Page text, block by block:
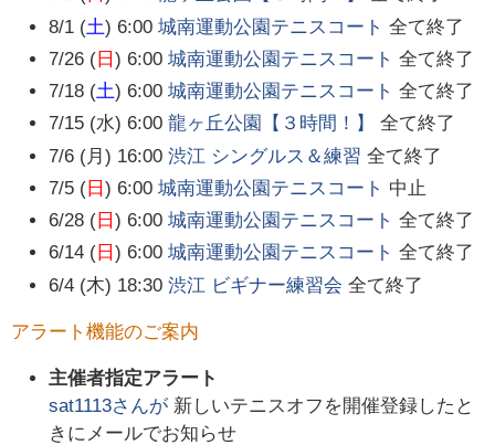
8/1 (土) 6:00 城南運動公園テニスコート 全て終了
7/26 ( 日) 6:00 城南運動公園テニスコート 全て終了
7/18 (土) 6:00 城南運動公園テニスコート 全て終了
7/15 (水) 6:00 龍ヶ丘公園【３時間！】
全て終了
7/6 (月) 16:00 渋江 シングルス＆練習 全て終了
7/5 ( 日) 6:00 城南運動公園テニスコート 中止
6/28 ( 日) 6:00 城南運動公園テニスコート 全て終了
6/14 ( 日) 6:00 城南運動公園テニスコート 全て終了
6/4 (木) 18:30 渋江 ビギナー練習会 全て終了
アラート機能のご案内
主催者指定アラート
sat1113さんが 新しいテニスオフを開催登録したと
きにメールでお知らせ